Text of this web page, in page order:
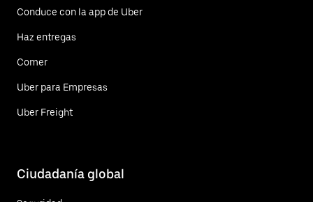
Conduce con la app de Uber
Haz entregas
Comer
Uber para Empresas
Uber Freight
Ciudadanía global